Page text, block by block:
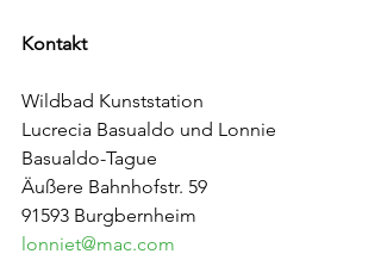
Kontakt
Wildbad Kunststation
Lucrecia Basualdo und Lonnie
Basualdo-Tague
Äußere Bahnhofstr. 59
91593 Burgbernheim
lonniet@mac.com